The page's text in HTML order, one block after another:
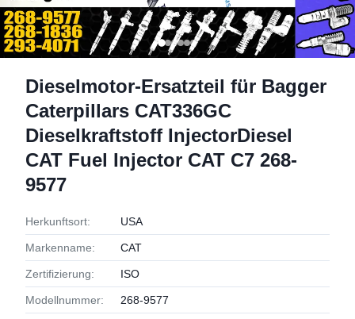
Dieselmotor-Ersatzteil für Bagger
Caterpillars CAT336GC
Dieselkraftstoff InjectorDiesel
CAT Fuel Injector CAT C7 268-
9577
Herkunftsort: USA
Markenname: CAT
Zertifizierung: ISO
Modellnummer: 268-9577